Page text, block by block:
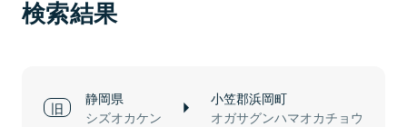
検索結果
静岡県
シズオカケン
小笠郡浜岡町
オガサグンハマオカチョウ